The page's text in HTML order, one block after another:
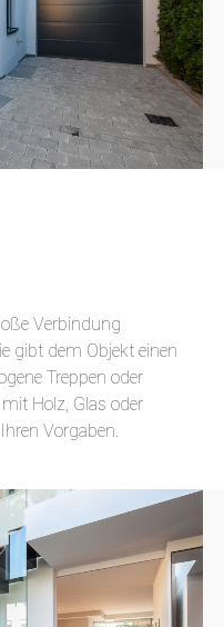
Verbindung
gibt dem Objekt einen
Treppen oder
Holz, Glas oder
Vorgaben.